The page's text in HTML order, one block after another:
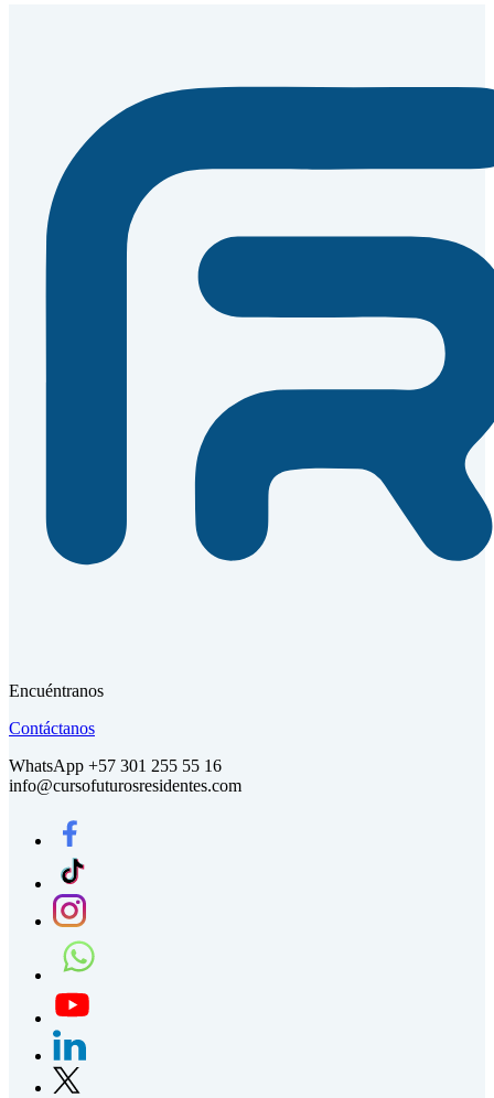
Encuéntranos
Contáctanos
WhatsApp +57 301 255 55 16
info@cursofuturosresidentes.com